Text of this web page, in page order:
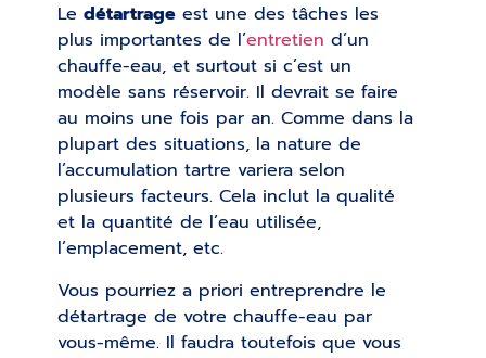
Ledétartrage est une des tâches les
plus importantes de l’entretien d’un
chauffe-eau, et surtout si c’est un
modèle sans réservoir. Il devrait se faire
au moins une fois par an. Comme dans la
plupart des situations, la nature de
l’accumulation tartre variera selon
plusieurs facteurs. Cela inclut la qualité
et la quantité de l’eau utilisée,
l’emplacement, etc.
Vous pourriez a priori entreprendre le
détartrage de votre chauffe-eau par
vous-même. Il faudra toutefois que vous